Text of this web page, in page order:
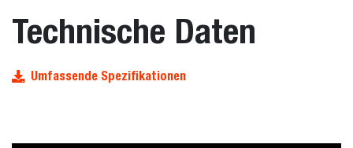
Technische Daten
Umfassende Spezifikationen